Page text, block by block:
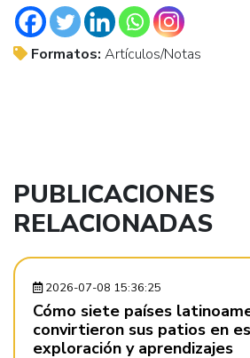
Formatos: Artículos/Notas
PUBLICACIONES
RELACIONADAS
2026-07-08 15:36:25
Cómo siete países
convirtieron sus patios en
exploración y aprendizajes